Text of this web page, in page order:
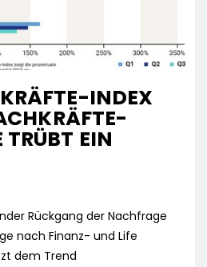
INDEX
EIN
Rückgang der Nachfrage
nach Finanz- und Life
dem Trend